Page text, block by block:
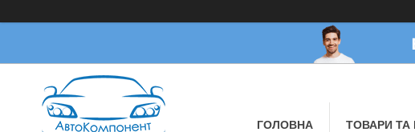
ГОЛОВНА ТОВАРИ ТА